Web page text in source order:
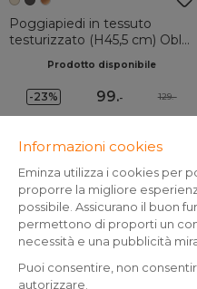
Poggiapiedi in tessuto
testurizzato (H45,5 cm) Oblo
Prodotto disponibile
-23% 99.- 129.-
Aggiungo al carrello